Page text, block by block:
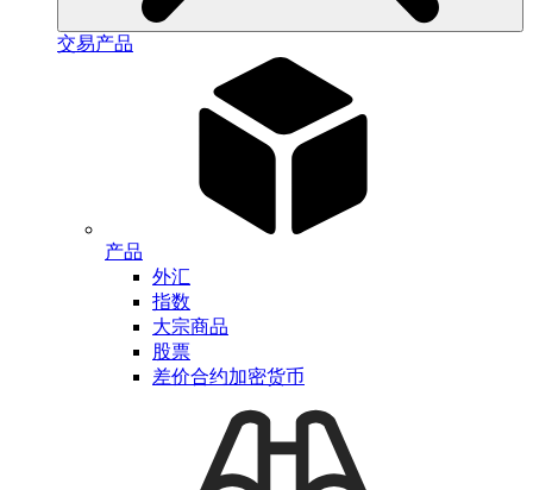
交易产品
产品
外汇
指数
大宗商品
股票
差价合约加密货币